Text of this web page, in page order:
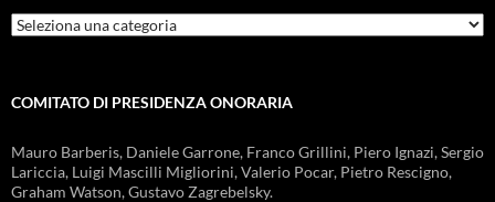
Rubriche
COMITATO DI PRESIDENZA ONORARIA
Mauro Barberis, Daniele Garrone, Franco Grillini, Piero Ignazi, Sergio
Lariccia, Luigi Mascilli Migliorini, Valerio Pocar, Pietro Rescigno,
Graham Watson, Gustavo Zagrebelsky.